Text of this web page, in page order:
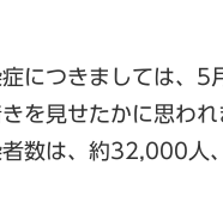
につきましては、5
を見せたかに思わ
数は、約32,000人